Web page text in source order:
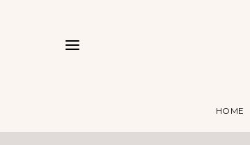
HOME